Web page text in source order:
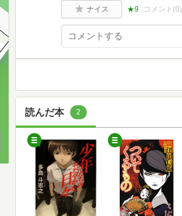
ナイス ★9 コメント(0)
読んだ本 2